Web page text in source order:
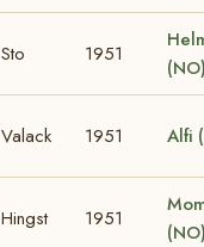
Sto 1951
Valack 1951 Alfi
Hingst 1951